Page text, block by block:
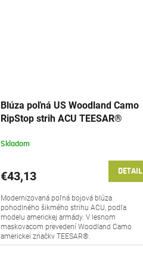
Blúza poľná US Woodland Camo
RipStop strih ACU TEESAR®
Skladom
€43,13 DETAIL
Modernizovaná poľná bojová blúza
pohodlného šikmého strihu ACU, podľa
modelu americkej armády. V lesnom
maskovacom prevedení Woodland Camo
americkej značky TEESAR®.